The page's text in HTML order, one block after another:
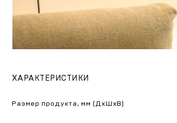
ХАРАКТЕРИСТИКИ
Размер продукта, мм (ДхШхВ)